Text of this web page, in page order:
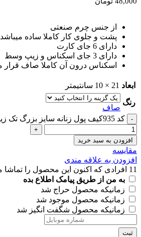
از جنس چرم صنعتی
پشت و جلوی کار کاملا ساده میباشد
دارای 6 جای کارت
دارای 3 جای اسکناس و زیپ وسط
اسکناس درون آن کاملا صاف قرار
ابعاد 21 × 10 سانتیمتر
رنگ
صاف
کد 935کیف پول زنانه سایز بزرگ تک زیپ عدد
افزودن به سبد خرید
مقايسه
افزودن به علاقه مندی
11 افرادی که اکنون این محصول را تماشا
به من از طریق پیامک اطلاع بده
زمانیکه محصول حراج شد
زمانیکه محصول موجود شد
زمانیکه محصول شگفت انگیز شد
ثبت